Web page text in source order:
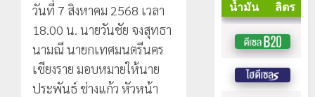
วันที่ 7 สิงหาคม 2568 เวลา
18.00 น. นายวันชัย จงสุทธา
นามณี นายกเทศมนตรีนคร
เชียงราย มอบหมายให้นาย
ประพันธ์ ช่างแก้ว หัวหน้า